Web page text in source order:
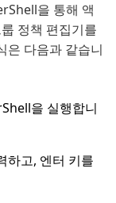
을 통해 액
정책 편집기를
은 다음과 같습니
을 실행합니
고, 엔터 키를